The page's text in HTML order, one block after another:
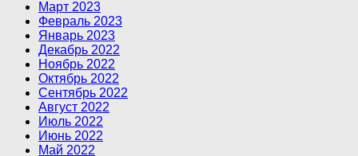
Март 2023
Февраль 2023
Январь 2023
Декабрь 2022
Ноябрь 2022
Октябрь 2022
Сентябрь 2022
Август 2022
Июль 2022
Июнь 2022
Май 2022